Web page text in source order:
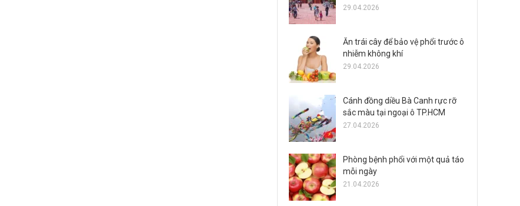
29.04.2026
Ăn trái cây để bảo vệ phổi trước ô
nhiễm không khí
29.04.2026
Cánh đồng diều Bà Canh rực rỡ
sắc màu tại ngoại ô TP.HCM
27.04.2026
Phòng bệnh phổi với một quả táo
mỗi ngày
21.04.2026